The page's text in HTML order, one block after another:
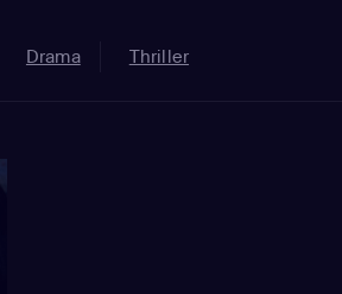
Drama Thriller